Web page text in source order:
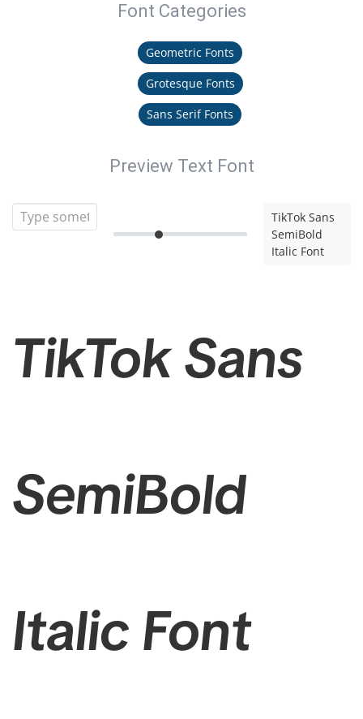
Font Categories
Geometric Fonts
Grotesque Fonts
Sans Serif Fonts
Preview Text Font
TikTok Sans
SemiBold
Italic Font
TikTok Sans
SemiBold
Italic Font